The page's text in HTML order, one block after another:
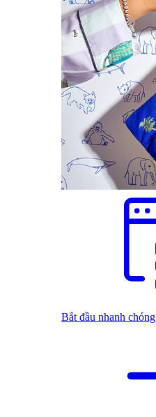
Bắt đầu nhanh chóng